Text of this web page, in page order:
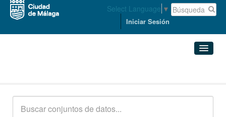
Select Language ▼
Iniciar Sesión